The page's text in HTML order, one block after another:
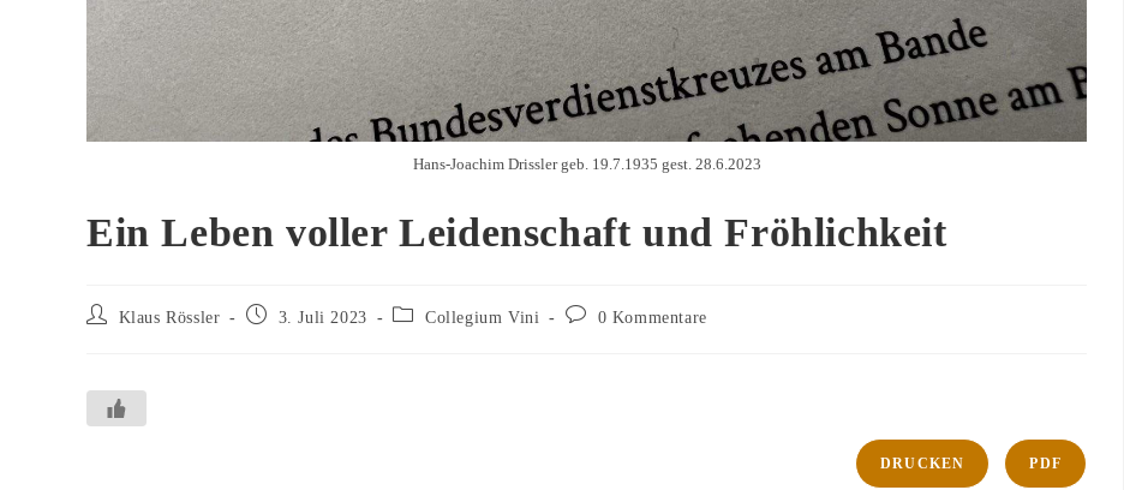
Hans-Joachim Drissler geb. 19.7.1935 gest. 28.6.2023
Ein Leben voller Leidenschaft und Fröhlichkeit
Beitrags-Klaus Rössler
Beitrag3. Juli 2023
Beitrags-Collegium Vini
Beitrags-0 Kommentare
DRUCKEN PDF